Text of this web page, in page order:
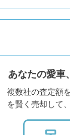
あなたの愛車
複数社の査定額
を賢く売却して